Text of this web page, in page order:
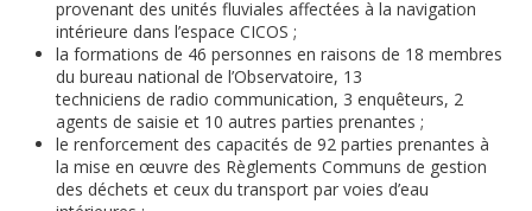
provenant des unités fluviales affectées à la navigation
intérieure dans l’espace CICOS ;
la formations de 46 personnes en raisons de 18 membres
du bureau national de l’Observatoire, 13
techniciens de radio communication, 3 enquêteurs, 2
agents de saisie et 10 autres parties prenantes ;
le renforcement des capacités de 92 parties prenantes à
la mise en œuvre des Règlements Communs de gestion
des déchets et ceux du transport par voies d’eau